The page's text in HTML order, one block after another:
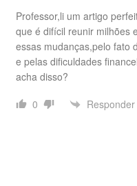
Professor,li um artigo
que é difícil reunir milhões
essas mudanças,pelo fato
e pelas dificuldades
acha disso?
0
Responder